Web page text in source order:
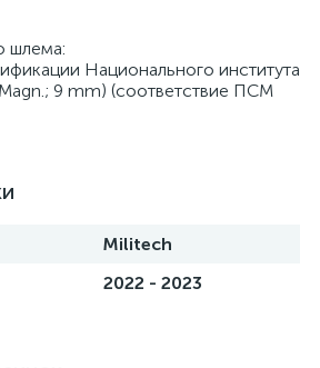
шлема:
Национального института
9 mm) (соответствие ПСМ
Militech
2022 - 2023